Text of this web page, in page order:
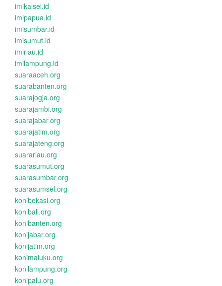
imikalsel.id
imipapua.id
imisumbar.id
imisumut.id
imiriau.id
imilampung.id
suaraaceh.org
suarabanten.org
suarajogja.org
suarajambi.org
suarajabar.org
suarajatim.org
suarajateng.org
suarariau.org
suarasumut.org
suarasumbar.org
suarasumsel.org
konibekasi.org
konibali.org
konibanten.org
konijabar.org
konijatim.org
konimaluku.org
konilampung.org
konipalu.org